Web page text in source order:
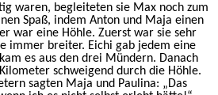
waren, begleiteten sie Max noch zum
Spaß, indem Anton und Maja einen
war eine Höhle. Zuerst war sie sehr
immer breiter. Eichi gab jedem eine
es aus den drei Mündern. Danach
schweigend durch die Höhle.
sagten Maja und Paulina: „Das